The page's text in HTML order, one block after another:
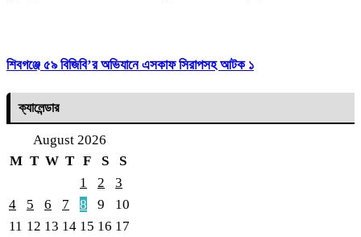
শিবগঞ্জে ৫৯ বিজিবি’র অভিযানে এসকাফ সিরাপসহ আটক ১
ক্যালেন্ডার
August 2026
M T W T F S
S
1
2
3
4
5 6 7 8 9
10
11 12 13 14 15 16 17